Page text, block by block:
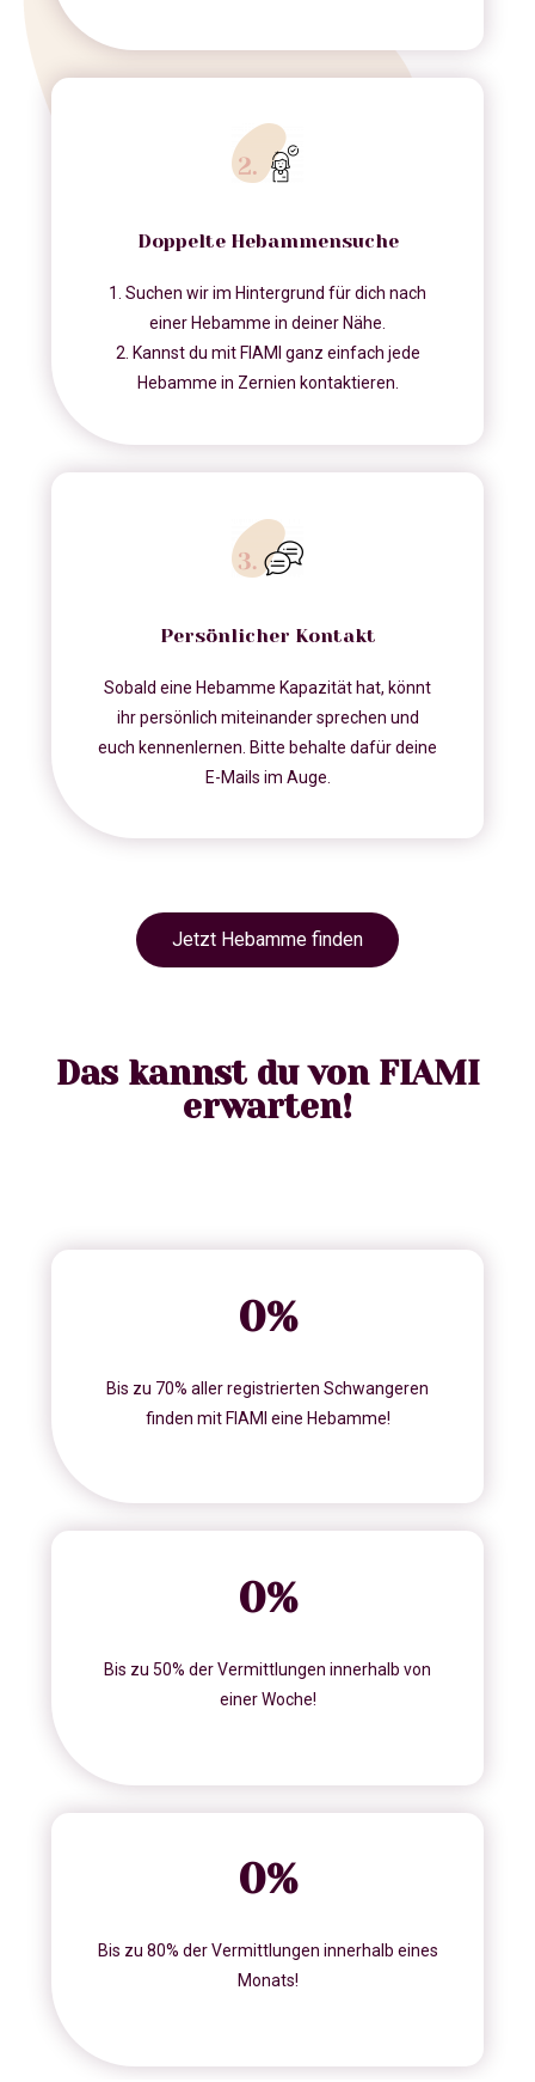
Doppelte Hebammensuche
1. Suchen wir im Hintergrund für dich nach
einer Hebamme in deiner Nähe.
2. Kannst du mit FIAMI ganz einfach jede
Hebamme in Zernien kontaktieren.
Persönlicher Kontakt
Sobald eine Hebamme Kapazität hat, könnt
ihr persönlich miteinander sprechen und
euch kennenlernen. Bitte behalte dafür deine
E-Mails im Auge.
Jetzt Hebamme finden
Das kannst du von FIAMI
erwarten!
0%
Bis zu 70% aller registrierten Schwangeren
finden mit FIAMI eine Hebamme!
0%
Bis zu 50% der Vermittlungen innerhalb von
einer Woche!
0%
Bis zu 80% der Vermittlungen innerhalb eines
Monats!